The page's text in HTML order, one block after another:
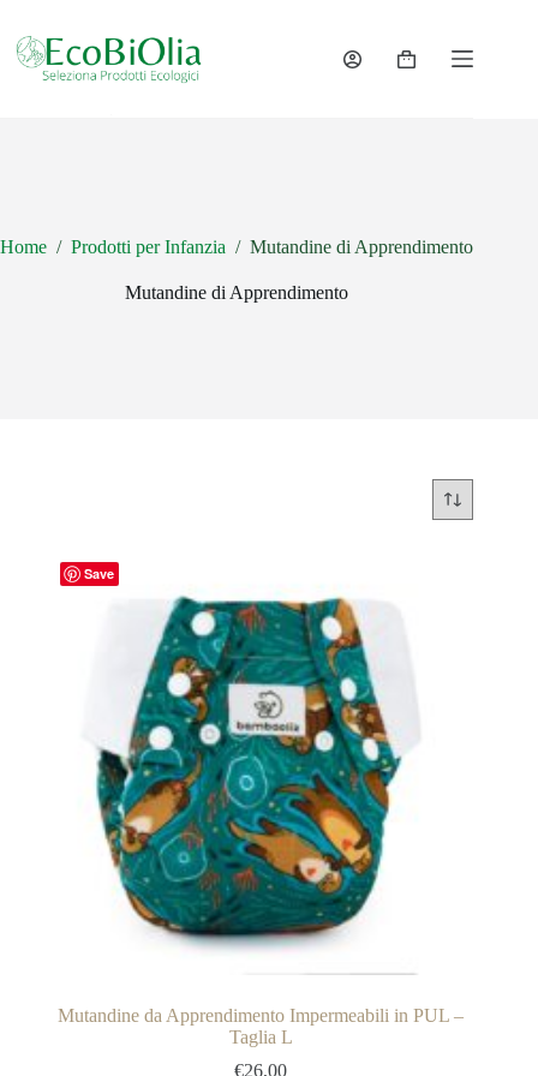
contenuto
Carrello
Home / Prodotti per Infanzia / Mutandine di Apprendimento
Mutandine di Apprendimento
Save
Mutandine da Apprendimento Impermeabili in PUL –
Taglia L
€26,00